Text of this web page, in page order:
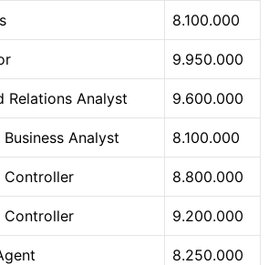
8.100.000
9.950.000
Relations Analyst 9.600.000
Analyst 8.100.000
Controller 8.800.000
Controller 9.200.000
8.250.000